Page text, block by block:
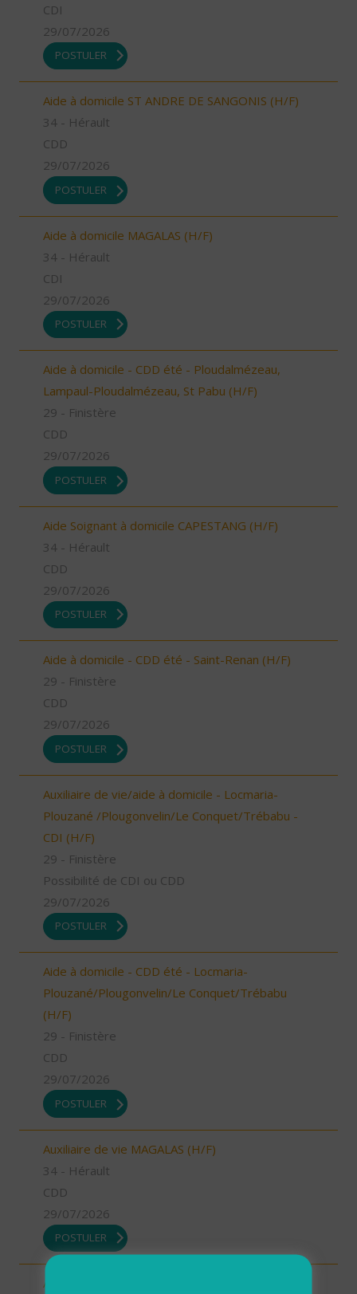
CDI
29/07/2026
POSTULER
Aide à domicile ST ANDRE DE SANGONIS (H/F)
34 - Hérault
CDD
29/07/2026
POSTULER
Aide à domicile MAGALAS (H/F)
34 - Hérault
CDI
29/07/2026
POSTULER
Aide à domicile - CDD été - Ploudalmézeau,
Lampaul-Ploudalmézeau, St Pabu (H/F)
29 - Finistère
CDD
29/07/2026
POSTULER
Aide Soignant à domicile CAPESTANG (H/F)
34 - Hérault
CDD
29/07/2026
POSTULER
Aide à domicile - CDD été - Saint-Renan (H/F)
29 - Finistère
CDD
29/07/2026
POSTULER
Auxiliaire de vie/aide à domicile - Locmaria-
Plouzané /Plougonvelin/Le Conquet/Trébabu -
CDI (H/F)
29 - Finistère
Possibilité de CDI ou CDD
29/07/2026
POSTULER
Aide à domicile - CDD été - Locmaria-
Plouzané/Plougonvelin/Le Conquet/Trébabu
(H/F)
29 - Finistère
CDD
29/07/2026
POSTULER
Auxiliaire de vie MAGALAS (H/F)
34 - Hérault
CDD
29/07/2026
POSTULER
Aide à domicile BEZIERS (H/F)